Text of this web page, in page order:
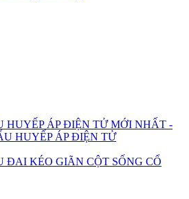
HUYẾP ÁP ĐIỆN TỬ MỚI NHẤT -
HUYẾP ÁP ĐIỆN TỬ
ĐAI KÉO GIÃN CỘT SỐNG CỔ